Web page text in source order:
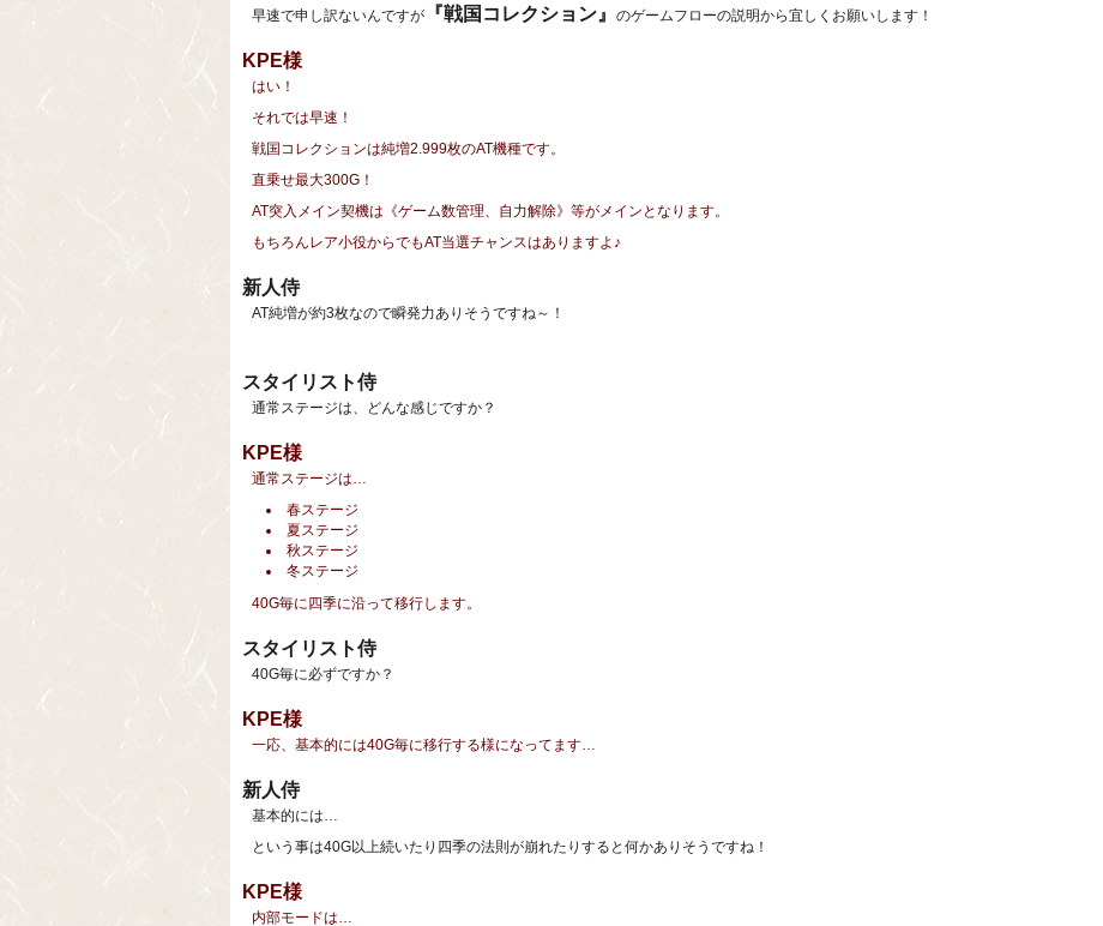
早速で申し訳ないんですが 『戦国コレクション』 のゲームフローの説明から宜しくお願いします！
KPE様
はい！
それでは早速！
戦国コレクションは純増2.999枚のAT機種です。
直乗せ最大300G！
AT突入メイン契機は《ゲーム数管理、自力解除》等がメインとなります。
もちろんレア小役からでもAT当選チャンスはありますよ♪
新人侍
AT純増が約3枚なので瞬発力ありそうですね～！
スタイリスト侍
通常ステージは、どんな感じですか？
KPE様
通常ステージは…
春ステージ
夏ステージ
秋ステージ
冬ステージ
40G毎に四季に沿って移行します。
スタイリスト侍
40G毎に必ずですか？
KPE様
一応、基本的には40G毎に移行する様になってます…
新人侍
基本的には…
という事は40G以上続いたり四季の法則が崩れたりすると何かありそうですね！
KPE様
内部モードは…